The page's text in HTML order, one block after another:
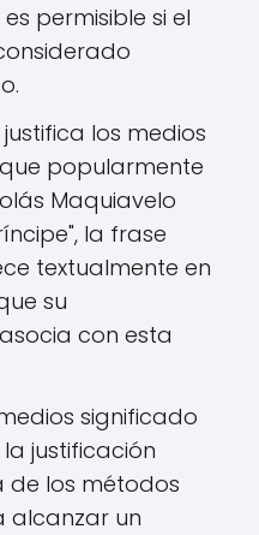
permisible si el
los medios
popularmente
Maquiavelo
la frase
textualmente en
su
con esta
significado
justificación
los métodos
alcanzar un